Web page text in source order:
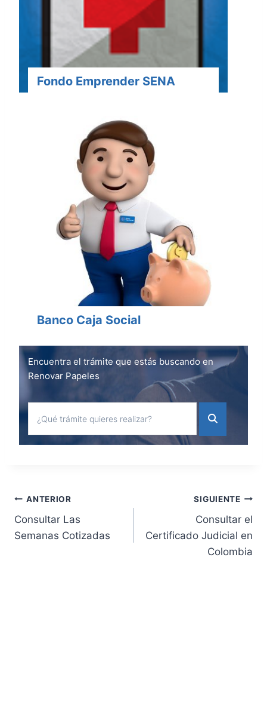
Fondo Emprender SENA
Banco Caja Social
Encuentra el trámite que estás buscando en
Renovar Papeles
Navegación
de
ANTERIOR
Consultar Las
Semanas Cotizadas
SIGUIENTE
Consultar el
Certificado Judicial en
Colombia